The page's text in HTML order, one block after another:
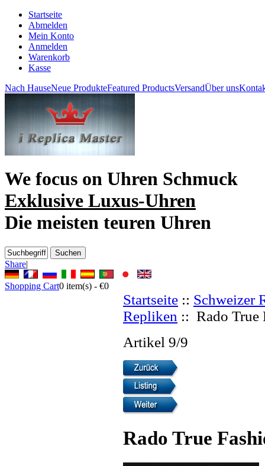
Startseite
Abmelden
Mein Konto
Anmelden
Warenkorb
Kasse
Nach HauseNeue ProdukteFeatured ProductsVersandÜber uns
We focus on Uhren Schmuck
Exklusive Luxus-Uhren
Die meisten teuren Uhren
Share|
Shopping Cart0 item(s) - €0
Startseite :: Schweizer
Repliken :: Rado True
Artikel 9/9
Rado True